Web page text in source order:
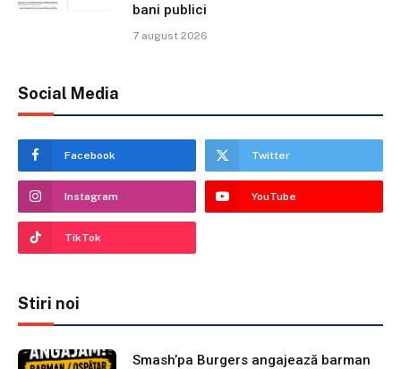
bani publici
7 august 2026
Social Media
Facebook Twitter
Instagram YouTube
TikTok
Stiri noi
Smash’pa Burgers angajează barman